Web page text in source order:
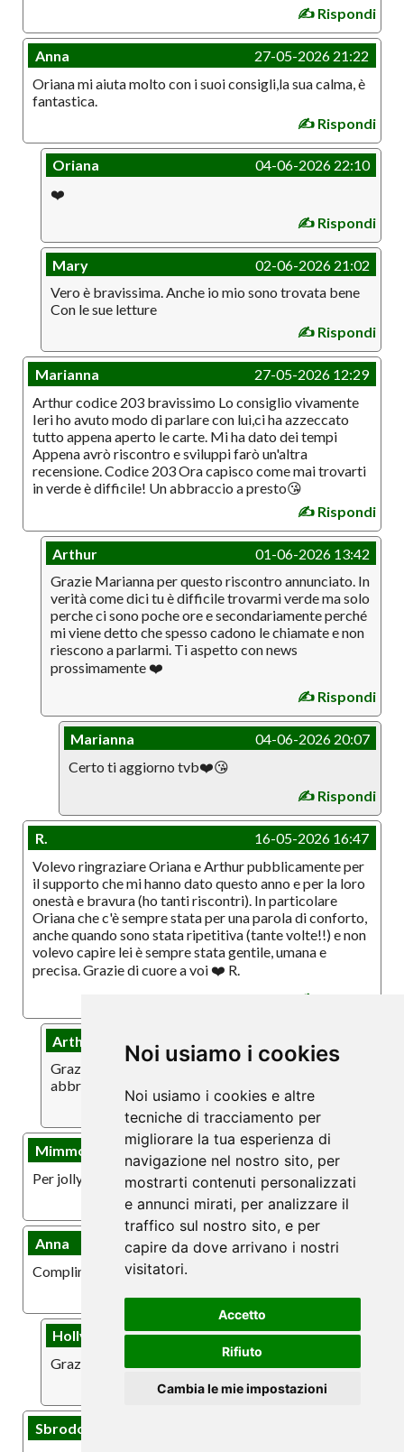
Noi usiamo i cookies
Noi usiamo i cookies e altre
tecniche di tracciamento per
migliorare la tua esperienza di
navigazione nel nostro sito, per
mostrarti contenuti personalizzati
e annunci mirati, per analizzare il
traffico sul nostro sito, e per
capire da dove arrivano i nostri
visitatori.
Accetto
Rifiuto
Cambia le mie impostazioni
✍️ Rispondi
Anna
27-05-2026 21:22
Oriana mi aiuta molto con i suoi consigli,la sua calma, è
fantastica.
✍️ Rispondi
Oriana
04-06-2026 22:10
❤️
✍️ Rispondi
Mary
02-06-2026 21:02
Vero è bravissima. Anche io mio sono trovata bene
Con le sue letture
✍️ Rispondi
Marianna
27-05-2026 12:29
Arthur codice 203 bravissimo Lo consiglio vivamente
Ieri ho avuto modo di parlare con lui,ci ha azzeccato
tutto appena aperto le carte. Mi ha dato dei tempi
Appena avrò riscontro e sviluppi farò un'altra
recensione. Codice 203 Ora capisco come mai trovarti
in verde è difficile! Un abbraccio a presto😘
✍️ Rispondi
Arthur
01-06-2026 13:42
Grazie Marianna per questo riscontro annunciato. In
verità come dici tu è difficile trovarmi verde ma solo
perche ci sono poche ore e secondariamente perché
mi viene detto che spesso cadono le chiamate e non
riescono a parlarmi. Ti aspetto con news
prossimamente ❤️️
✍️ Rispondi
Marianna
04-06-2026 20:07
Certo ti aggiorno tvb❤️😘
✍️ Rispondi
R.
16-05-2026 16:47
Volevo ringraziare Oriana e Arthur pubblicamente per
il supporto che mi hanno dato questo anno e per la loro
onestà e bravura (ho tanti riscontri). In particolare
Oriana che c'è sempre stata per una parola di conforto,
anche quando sono stata ripetitiva (tante volte!!) e non
volevo capire lei è sempre stata gentile, umana e
precisa. Grazie di cuore a voi ❤️️ R.
✍️ Rispondi
Arthur
23-05-2026 16:06
Grazie R. Quando vuoi ci trovi qui ad ascoltarti Un
abbraccio 🥰
Mimmo
16-05-2026 12:33
Per jolly bravo preciso e disponibile grazie
✍️ Rispondi
Anna
16-05-2026 11:38
Complimenti a Holly
Holly
17-06-2026 17:22
Grazie Anna
✍️ Rispondi
Sbrodolina